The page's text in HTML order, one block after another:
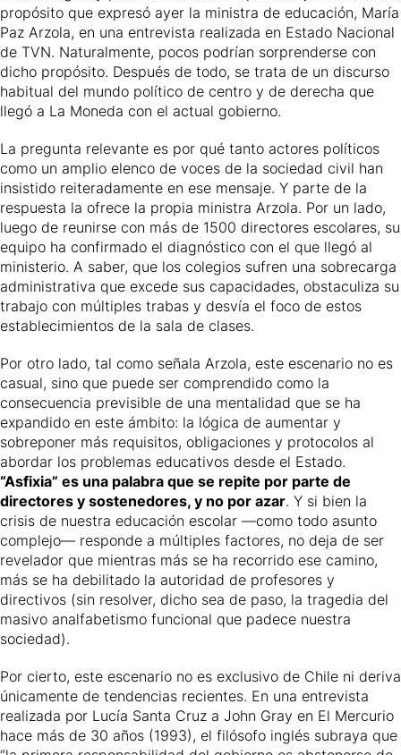
propósito que expresó ayer la ministra de educación, María
Paz Arzola, en una entrevista realizada en Estado Nacional
de TVN. Naturalmente, pocos podrían sorprenderse con
dicho propósito. Después de todo, se trata de un discurso
habitual del mundo político de centro y de derecha que
llegó a La Moneda con el actual gobierno.
La pregunta relevante es por qué tanto actores políticos
como un amplio elenco de voces de la sociedad civil han
insistido reiteradamente en ese mensaje. Y parte de la
respuesta la ofrece la propia ministra Arzola. Por un lado,
luego de reunirse con más de 1500 directores escolares, su
equipo ha confirmado el diagnóstico con el que llegó al
ministerio. A saber, que los colegios sufren una sobrecarga
administrativa que excede sus capacidades, obstaculiza su
trabajo con múltiples trabas y desvía el foco de estos
establecimientos de la sala de clases.
Por otro lado, tal como señala Arzola, este escenario no es
casual, sino que puede ser comprendido como la
consecuencia previsible de una mentalidad que se ha
expandido en este ámbito: la lógica de aumentar y
sobreponer más requisitos, obligaciones y protocolos al
abordar los problemas educativos desde el Estado.
“Asfixia” es una palabra que se repite por parte de
directores y sostenedores, y no por azar. Y si bien la
crisis de nuestra educación escolar —como todo asunto
complejo— responde a múltiples factores, no deja de ser
revelador que mientras más se ha recorrido ese camino,
más se ha debilitado la autoridad de profesores y
directivos (sin resolver, dicho sea de paso, la tragedia del
masivo analfabetismo funcional que padece nuestra
sociedad).
Por cierto, este escenario no es exclusivo de Chile ni deriva
únicamente de tendencias recientes. En una entrevista
realizada por Lucía Santa Cruz a John Gray en El Mercurio
hace más de 30 años (1993), el filósofo inglés subraya que